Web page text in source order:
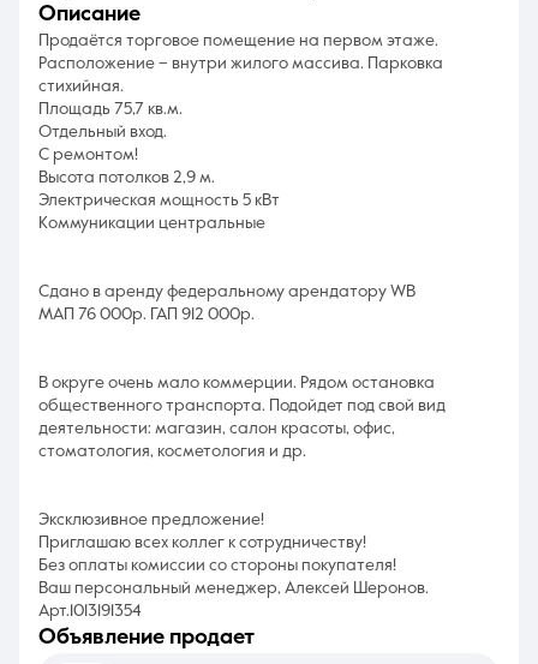
описание
Продаётся торговое помещение на первом этаже.
Расположение – внутри жилого массива. Парковка
стихийная.
Площадь 75,7 кв.м.
Отдельный вход.
С ремонтом!
Высота потолков 2,9 м.
Электрическая мощность 5 кВт
Коммуникации центральные
Сдано в аренду федеральному арендатору WB
МАП 76 000р. ГАП 912 000р.
В округе очень мало коммерции. Рядом остановка
общественного транспорта. Подойдет под свой вид
деятельности: магазин, салон красоты, офис,
стоматология, косметология и др.
Эксклюзивное предложение!
Приглашаю всех коллег к сотрудничеству!
Без оплаты комиссии со стороны покупателя!
Ваш персональный менеджер, Алексей Шеронов.
Арт.1013191354
объявление продает